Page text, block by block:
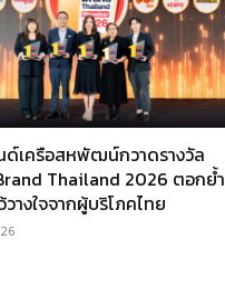
ด์เครือสหพัฒน์กวาดรางวัล
Thailand 2026 ตอกย้ำ
วางใจจากผู้บริโภคไทย